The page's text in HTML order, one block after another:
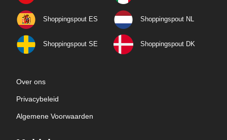
Shoppingspout ES Shoppingspout NL
Shoppingspout SE Shoppingspout DK
Over ons
Privacybeleid
Algemene Voorwaarden